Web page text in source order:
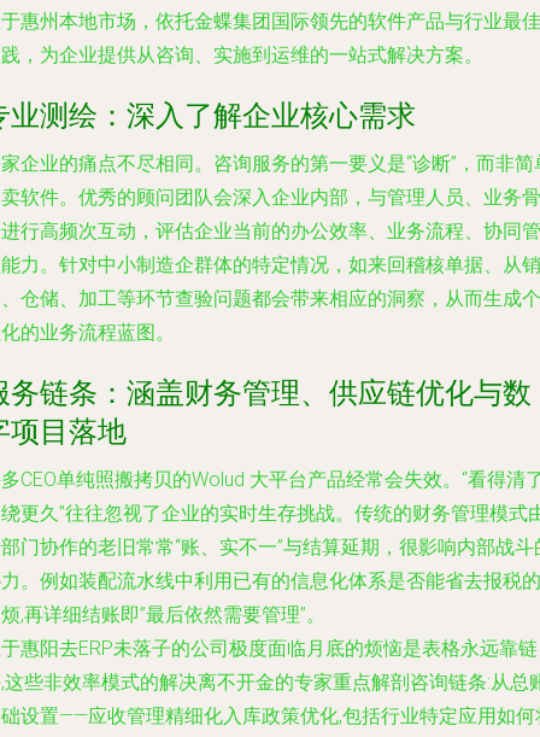
惠州本地市场，依托金蝶集团国际领先的软件产品与行业最佳
，为企业提供从咨询、实施到运维的一站式解决方案。
业测绘：深入了解企业核心需求
企业的痛点不尽相同。咨询服务的第一要义是“诊断”，而非简
软件。优秀的顾问团队会深入企业内部，与管理人员、业务骨
行高频次互动，评估企业当前的办公效率、业务流程、协同管
力。针对中小制造企群体的特定情况，如来回稽核单据、从销
仓储、加工等环节查验问题都会带来相应的洞察，从而生成个
的业务流程蓝图。
务链条：涵盖财务管理、供应链优化与数
项目落地
CEO单纯照搬拷贝的Wolud 大平台产品经常会失效。“看得清
更久”往往忽视了企业的实时生存挑战。传统的财务管理模式
门协作的老旧常常“账、实不一”与结算延期，很影响内部战斗
。例如装配流水线中利用已有的信息化体系是否能省去报税的
,再详细结账即”最后依然需要管理”。
惠阳去ERP未落子的公司极度面临月底的烦恼是表格永远靠链
这些非效率模式的解决离不开金的专家重点解剖咨询链条:从总
设置——应收管理精细化入库政策优化,包括行业特定应用如何